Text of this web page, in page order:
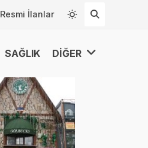
Resmi İlanlar
SAĞLIK DİĞER